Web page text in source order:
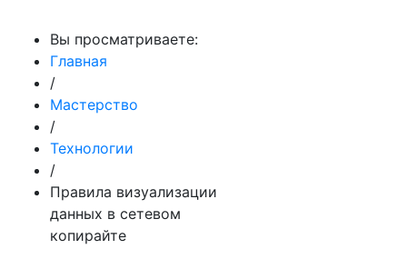
Вы просматриваете:
Главная
/
Мастерство
/
Технологии
/
Правила визуализации
данных в сетевом
копирайте